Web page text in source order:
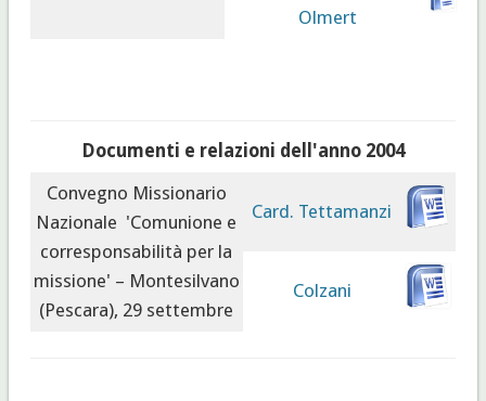
Olmert
Documenti e relazioni dell'anno 2004
Convegno Missionario
Nazionale 'Comunione e
corresponsabilità per la
missione' – Montesilvano
(Pescara), 29 settembre
Card. Tettamanzi
Colzani